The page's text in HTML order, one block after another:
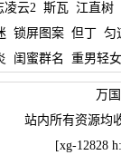
凌云2 斯瓦 江直树
锁屏图案 但丁 匀
闺蜜群名 重男轻女
万
站内所有资源均
[xg-12828